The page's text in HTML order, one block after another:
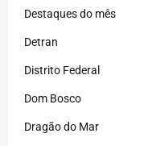
Destaques do mês
Detran
Distrito Federal
Dom Bosco
Dragão do Mar